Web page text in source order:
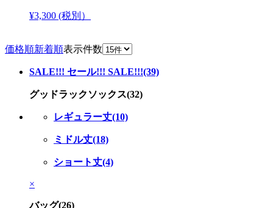
¥3,300 (税別）
価格順新着順表示件数
SALE!!! セール!!! SALE!!!(39)
グッドラックソックス(32)
レギュラー丈(10)
ミドル丈(18)
ショート丈(4)
×
バッグ(26)